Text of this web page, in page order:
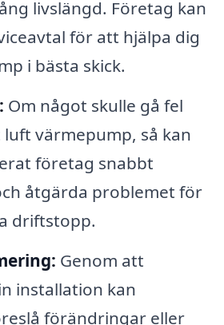
livslängd. Företag kan
för att hjälpa dig
i bästa skick.
Om något skulle gå fel
värmepump, så kan
företag snabbt
åtgärda problemet för
driftstopp.
Genom att
installation kan
förändringar eller